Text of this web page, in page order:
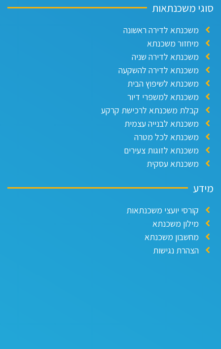
משכנתאות
משכנתא לדירה ראשונה
מיחזור משכנתא
משכנתא לדירה שניה
משכנתא לדירה להשקעה
משכנתא לשיפוץ הבית
משכנתא למשפרי דיור
קבלת משכנתא לרכישת קרקע
משכנתא לבנייה עצמית
משכנתא לכל מטרה
משכנתא לזוגות צעירים
משכנתא עסקית
קורסי יועצי משכנתאות
מילון משכנתא
מחשבון משכנתא
הצהרת נגישות